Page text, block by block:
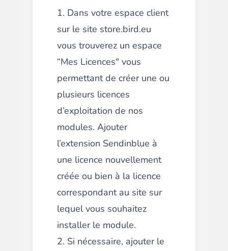
1. Dans votre espace client
sur le site store.bird.eu
vous trouverez un espace
“Mes Licences" vous
permettant de créer une ou
plusieurs licences
d’exploitation de nos
modules. Ajouter
l’extension Sendinblue à
une licence nouvellement
créée ou bien à la licence
correspondant au site sur
lequel vous souhaitez
installer le module.
2. Si nécessaire, ajouter le